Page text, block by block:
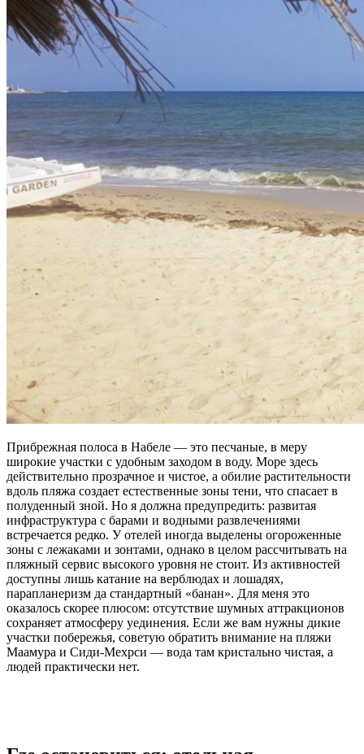
Прибрежная полоса в Набеле — это песчаные, в меру
широкие участки с удобным заходом в воду. Море здесь
действительно прозрачное и чистое, а обилие растительности
вдоль пляжа создает естественные зоны тени, что спасает в
полуденный зной. Но я должна предупредить: развитая
инфраструктура с барами и водными развлечениями
встречается редко. У отелей иногда выделены огороженные
зоны с лежаками и зонтами, однако в целом рассчитывать на
пляжный сервис высокого уровня не стоит. Из активностей
доступны лишь катание на верблюдах и лошадях,
парапланеризм да стандартный «банан». Для меня это
оказалось скорее плюсом: отсутствие шумных аттракционов
сохраняет атмосферу уединения. Если же вам нужны дикие
участки побережья, советую обратить внимание на пляжи
Маамура и Сиди-Мехрси — вода там кристально чистая, а
людей практически нет.